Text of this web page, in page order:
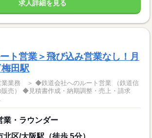
求人詳細を見る
ト営業＞飛び込み営業なし！月
田駅
ルート営業 （鉄道信
売） ◆見積書作成・納期調整・売上・請求
業・ラウンダー
区/大阪駅（徒歩 5分）